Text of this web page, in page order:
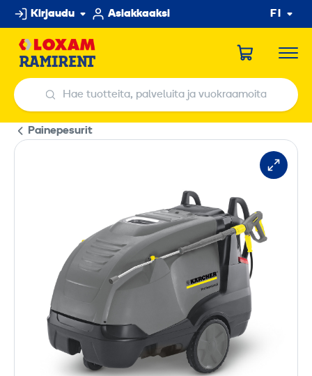
Hyppää
sisältöön
Kirjaudu Asiakkaaksi FI
Hae tuotteita, palveluita ja vuokraamoita
Hae tuotteita, palveluita ja vuokraamoita
Painepesurit